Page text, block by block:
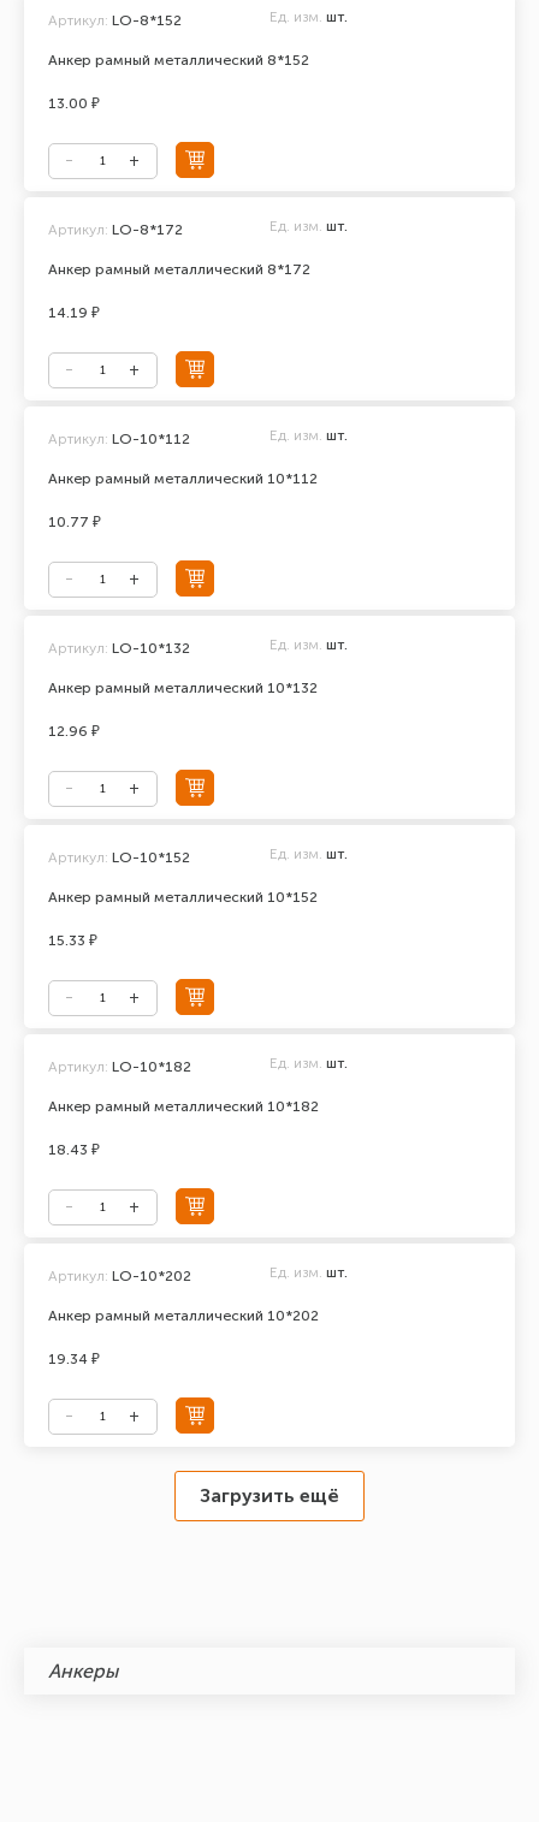
Анкер рамный металлический 8*152
Артикул: LO-8*152 Ед. изм. шт.
13.00 ₽
Анкер рамный металлический 8*172
Артикул: LO-8*172 Ед. изм. шт.
14.19 ₽
Анкер рамный металлический 10*112
Артикул: LO-10*112 Ед. изм. шт.
10.77 ₽
Анкер рамный металлический 10*132
Артикул: LO-10*132 Ед. изм. шт.
12.96 ₽
Анкер рамный металлический 10*152
Артикул: LO-10*152 Ед. изм. шт.
15.33 ₽
Анкер рамный металлический 10*182
Артикул: LO-10*182 Ед. изм. шт.
18.43 ₽
Анкер рамный металлический 10*202
Артикул: LO-10*202 Ед. изм. шт.
19.34 ₽
Загрузить ещё
Анкеры